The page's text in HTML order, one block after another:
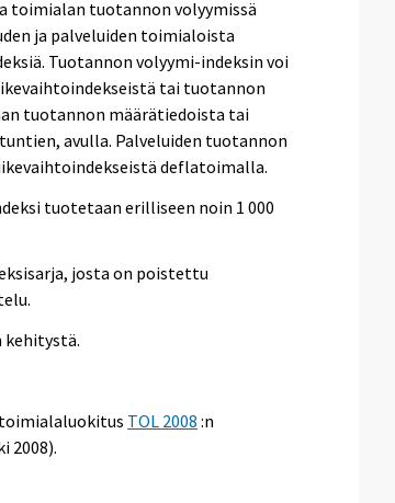
toimialan tuotannon volyymissä
ja palveluiden toimialoista
Tuotannon volyymi-indeksin voi
tai tuotannon
tuotannon määrätiedoista tai
avulla. Palveluiden tuotannon
deflatoimalla.
tuotetaan erilliseen noin 1 000
josta on poistettu
kehitystä.
TOL 2008 :n
2008).